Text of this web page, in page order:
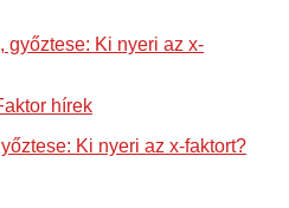
hírek
Ki nyeri az x-faktort?